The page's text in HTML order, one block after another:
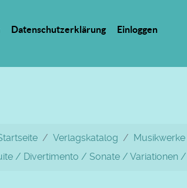
Datenschutzerklärung Einloggen
Verlagskatalog
Musikwerke
/ Divertimento / Sonate / Variationen /